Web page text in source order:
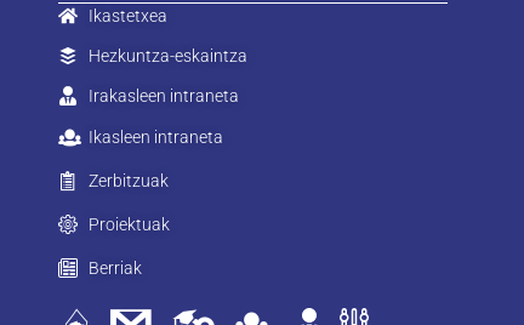
Ikastetxea
Hezkuntza-eskaintza
Irakasleen intraneta
Ikasleen intraneta
Zerbitzuak
Proiektuak
Berriak